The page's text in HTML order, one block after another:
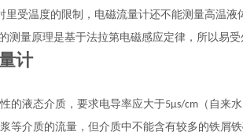
里受温度的限制，电磁流量计还不能测量高温液
测量原理是基于法拉第电磁感应定律，所以易
计
液态介质，要求电导率应大于5μs/cm （自来
等介质的流量，但介质中不能含有较多的铁屑